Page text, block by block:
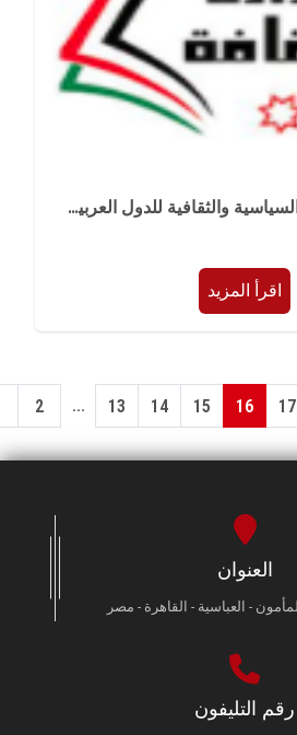
جائزة بحوث القيم السياسية والثقافية للدول العربية الحديثة
اقرأ المزيد
2 ... 13 14 15 16 17
العنوان
- العباسية - القاهرة - مصر
رقم التليفون